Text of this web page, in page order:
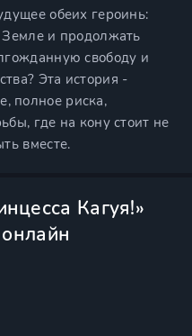
обеих героинь:
Земле и продолжать
свободу и
Эта история -
полное риска,
где на кону стоит не
вместе.
Кагуя!»